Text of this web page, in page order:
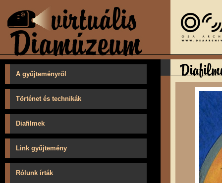
A gyűjteményről
Történet és technikák
Diafilmek
Link gyűjtemény
Rólunk írták